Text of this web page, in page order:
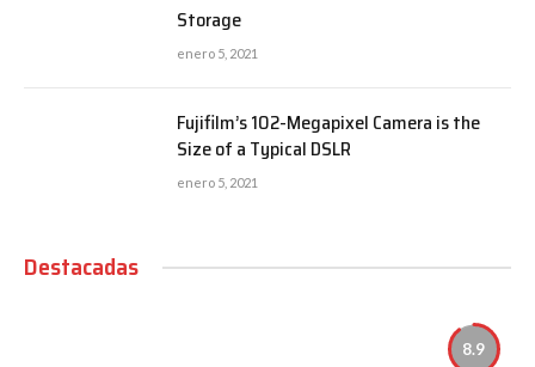
Storage
enero 5, 2021
Fujifilm’s 102-Megapixel Camera is the
Size of a Typical DSLR
enero 5, 2021
Destacadas
8.9